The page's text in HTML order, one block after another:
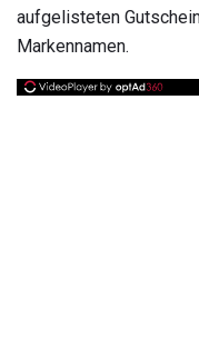
aufgelisteten
Markennamen.